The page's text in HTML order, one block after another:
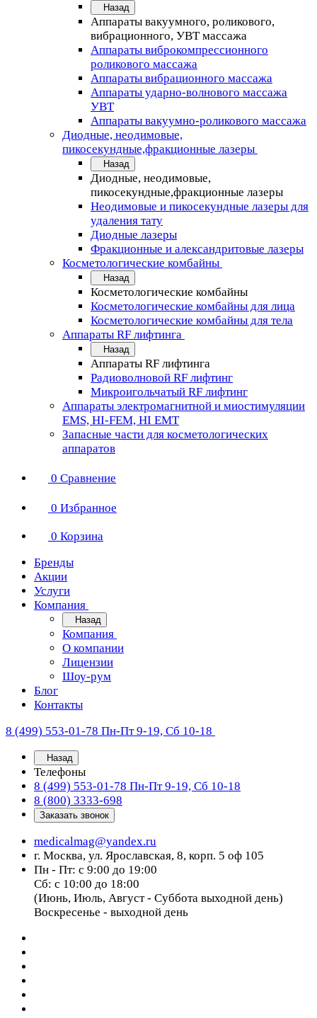
Назад
Аппараты вакуумного, роликового,
вибрационного, УВТ массажа
Аппараты виброкомпрессионного
роликового массажа
Аппараты вибрационного массажа
Аппараты ударно-волнового массажа
УВТ
Аппараты вакуумно-роликового массажа
Диодные, неодимовые,
пикосекундные,фракционные лазеры
Назад
Диодные, неодимовые,
пикосекундные,фракционные лазеры
Неодимовые и пикосекундные лазеры для
удаления тату
Диодные лазеры
Фракционные и александритовые лазеры
Косметологические комбайны
Назад
Косметологические комбайны
Косметологические комбайны для лица
Косметологические комбайны для тела
Аппараты RF лифтинга
Назад
Аппараты RF лифтинга
Радиоволновой RF лифтинг
Микроигольчатый RF лифтинг
Аппараты электромагнитной и миостимуляции
EMS, HI-FEM, HI EMT
Запасные части для косметологических
аппаратов
0 Сравнение
0 Избранное
0 Корзина
Бренды
Акции
Услуги
Компания
Назад
Компания
О компании
Лицензии
Шоу-рум
Блог
Контакты
8 (499) 553-01-78 Пн-Пт 9-19, Сб 10-18
Назад
Телефоны
8 (499) 553-01-78 Пн-Пт 9-19, Сб 10-18
8 (800) 3333-698
Заказать звонок
medicalmag@yandex.ru
г. Москва, ул. Ярославская, 8, корп. 5 оф 105
Пн - Пт: с 9:00 до 19:00
Сб: с 10:00 до 18:00
(Июнь, Июль, Август - Суббота выходной день)
Воскресенье - выходной день